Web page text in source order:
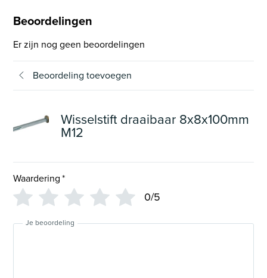
Beoordelingen
Er zijn nog geen beoordelingen
Beoordeling toevoegen
Wisselstift draaibaar 8x8x100mm
M12
Waardering*
0/5
Je beoordeling